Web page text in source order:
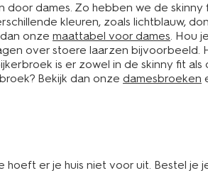
dames. Zo hebben we de
kleuren, zoals lichtblauw,
onze maattabel voor dames. Hou
over stoere laarzen bijvoorbeeld.
is er zowel in de skinny fit
Bekijk dan onze damesbroeken
er je huis niet voor uit. Bestel je